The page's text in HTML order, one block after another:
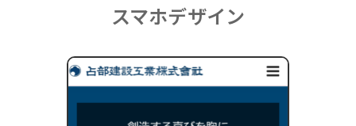
スマホデザイン